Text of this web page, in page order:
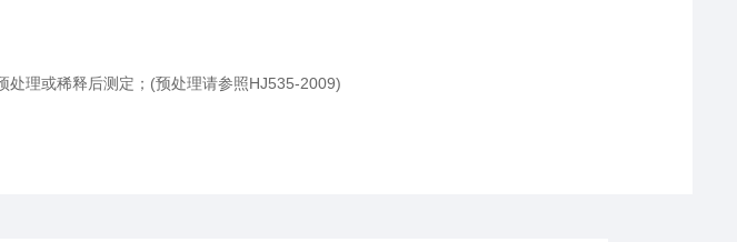
理或稀释后测定；(预处理请参照HJ535-2009)